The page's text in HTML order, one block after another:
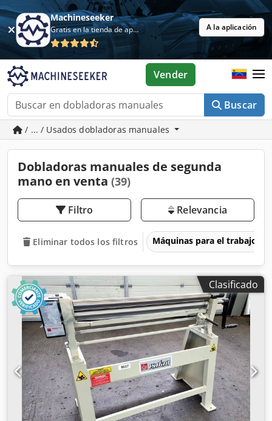
Machineseeker
Gratis en la tienda de aplicaciones A la aplicación
Buscar
Vender
/ ... / Usados dobladoras manuales
Dobladoras manuales de segunda
mano en venta (39)
Filtro Relevancia
Eliminar todos los filtros Máquinas para el trabajo
Clasificado